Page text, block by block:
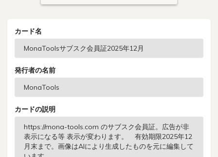
カード名
発行者の名前
カードの説明